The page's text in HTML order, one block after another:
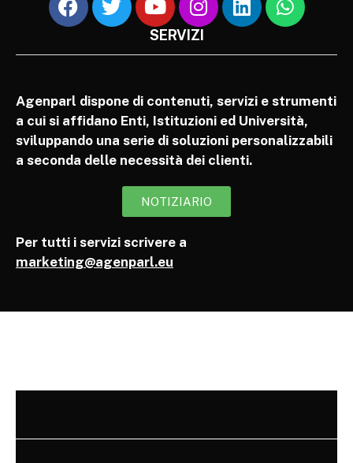
SERVIZI
Agenparl dispone di contenuti, servizi e strumenti
a cui si affidano Enti, Istituzioni ed Università,
sviluppando una serie di soluzioni personalizzabili
a seconda delle necessità dei clienti.
NOTIZIARIO
Per tutti i servizi scrivere a
marketing@agenparl.eu